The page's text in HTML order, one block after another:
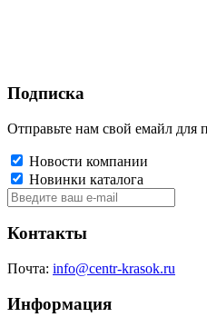
Подписка
Отправьте нам свой емайл для
Новости компании
Новинки каталога
Контакты
Почта: info@centr-krasok.ru
Информация